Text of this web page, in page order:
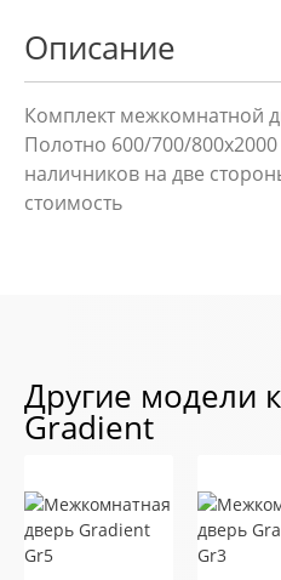
Описание
Комплект межкомнатной
Полотно 600/700/
наличников на две
стоимость
Другие модели
Gradient